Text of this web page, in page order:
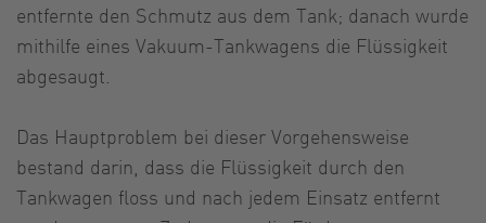
entfernte den Schmutz aus dem Tank; danach wurde
mithilfe eines Vakuum-Tankwagens die Flüssigkeit
abgesaugt.
Das Hauptproblem bei dieser Vorgehensweise
bestand darin, dass die Flüssigkeit durch den
Tankwagen floss und nach jedem Einsatz entfernt